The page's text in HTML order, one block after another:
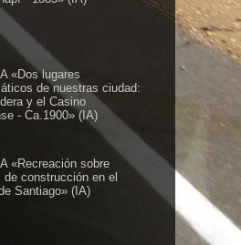
CUÉNTAME ......
«Dos lugares
de nuestras ciudad:
y el Casino
- Ca.1900» (IA)
«Recreación sobre
de construcción en el
Santiago» (IA)